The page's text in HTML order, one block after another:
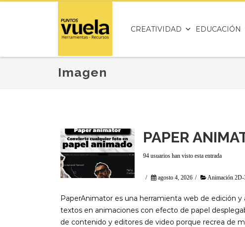
CREATIVIDAD EDUCACIÓN
Imagen
PAPER
94 usuarios han visto esta entrada
/ agosto 4, 2026 / Animación
PaperAnimator es una herramienta web de edición
textos en animaciones con efecto de papel
de contenido y editores de video porque recrea de